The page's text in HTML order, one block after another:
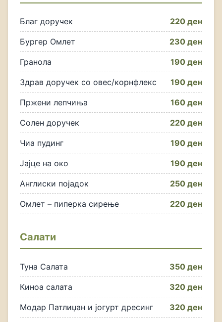
Благ доручек 220 ден
Бургер Омлет 230 ден
Гранола 190 ден
Здрав доручек со овес/корнфлекс 190 ден
Пржени лепчиња 160 ден
Солен доручек 220 ден
Чиа пудинг 190 ден
Јајце на око 190 ден
Англиски појадок 250 ден
Омлет – пиперка сирење 220 ден
Салати
Туна Салата 350 ден
Киноа салата 320 ден
Модар Патлиџан и јогурт дресинг 320 ден